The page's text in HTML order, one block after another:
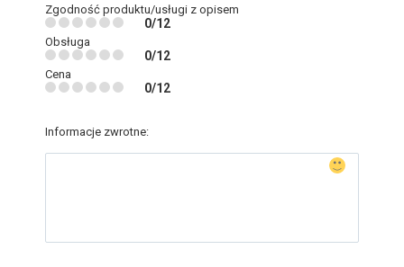
Zgodność produktu/usługi z opisem
0/12
Obsługa
0/12
Cena
0/12
Informacje zwrotne: